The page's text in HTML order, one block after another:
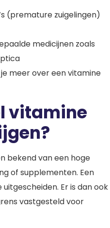
(premature zuigelingen)
medicijnen zoals
meer over een vitamine
vitamine
bekend van een hoge
of supplementen. Een
Er is dan ook
vastgesteld voor